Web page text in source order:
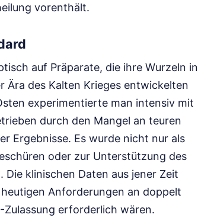
vorenthält.
auf Präparate, die ihre Wurzeln in
Ära des Kalten Krieges entwickelten
experimentierte man intensiv mit
durch den Mangel an teuren
Ergebnisse. Es wurde nicht nur als
oder zur Unterstützung des
klinischen Daten aus jener Zeit
Anforderungen an doppelt
erforderlich wären.